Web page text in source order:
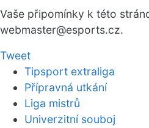
Vaše připomínky k této
webmaster@esports.cz.
Tweet
Tipsport extraliga
Přípravná utkání
Liga mistrů
Univerzitní souboj